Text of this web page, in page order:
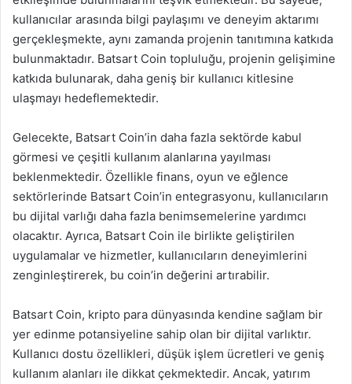
kullanıcılar arasında bilgi paylaşımı ve deneyim aktarımı
gerçekleşmekte, aynı zamanda projenin tanıtımına katkıda
bulunmaktadır. Batsart Coin topluluğu, projenin gelişimine
katkıda bulunarak, daha geniş bir kullanıcı kitlesine
ulaşmayı hedeflemektedir.
Gelecekte, Batsart Coin’in daha fazla sektörde kabul
görmesi ve çeşitli kullanım alanlarına yayılması
beklenmektedir. Özellikle finans, oyun ve eğlence
sektörlerinde Batsart Coin’in entegrasyonu, kullanıcıların
bu dijital varlığı daha fazla benimsemelerine yardımcı
olacaktır. Ayrıca, Batsart Coin ile birlikte geliştirilen
uygulamalar ve hizmetler, kullanıcıların deneyimlerini
zenginleştirerek, bu coin’in değerini artırabilir.
Batsart Coin, kripto para dünyasında kendine sağlam bir
yer edinme potansiyeline sahip olan bir dijital varlıktır.
Kullanıcı dostu özellikleri, düşük işlem ücretleri ve geniş
kullanım alanları ile dikkat çekmektedir. Ancak, yatırım